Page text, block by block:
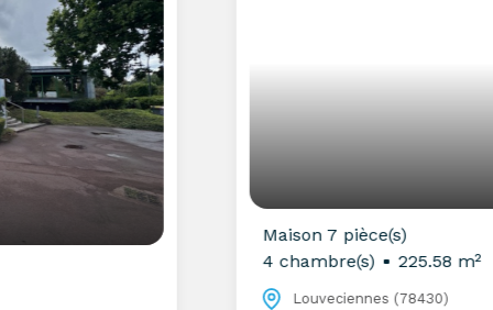
Maison 7 pièce(s)
225.58 m²
Louveciennes (78430)